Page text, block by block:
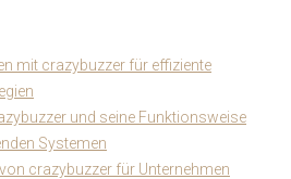
mit crazybuzzer für effiziente
und seine Funktionsweise
Systemen
crazybuzzer für Unternehmen